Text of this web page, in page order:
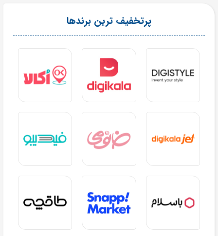
پرتخفیف ترین برندها